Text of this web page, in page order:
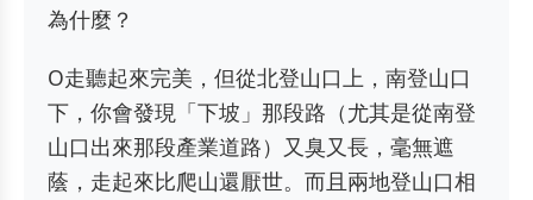
為什麼？
O走聽起來完美，但從北登山口上，南登山口
下，你會發現「下坡」那段路（尤其是從南登
山口出來那段產業道路）又臭又長，毫無遮
蔭，走起來比爬山還厭世。而且兩地登山口相